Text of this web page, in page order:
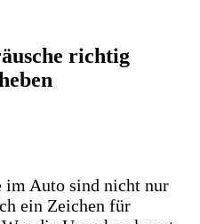
richtig
im Auto sind nicht nur
ein Zeichen für